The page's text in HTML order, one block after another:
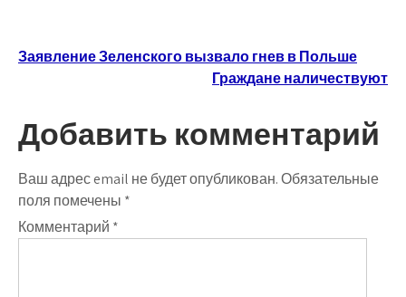
Навигация
записям
Заявление Зеленского вызвало гнев в Польше
Граждане наличествуют
Добавить комментарий
Ваш адрес email не будет опубликован.Обязательные
поля помечены *
Комментарий *